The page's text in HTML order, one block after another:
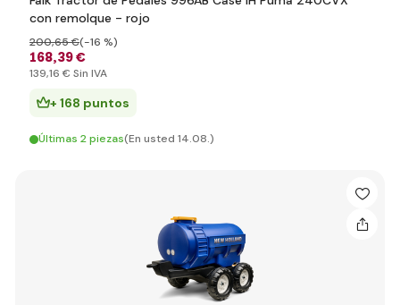
con remolque - rojo
168,39 €
200,65 €(-16 %)
139,16 € Sin IVA
+ 168 puntos
Últimas 2 piezas(En usted 14.08.)